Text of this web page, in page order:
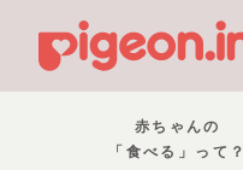
赤ちゃんの
「食べる」って？